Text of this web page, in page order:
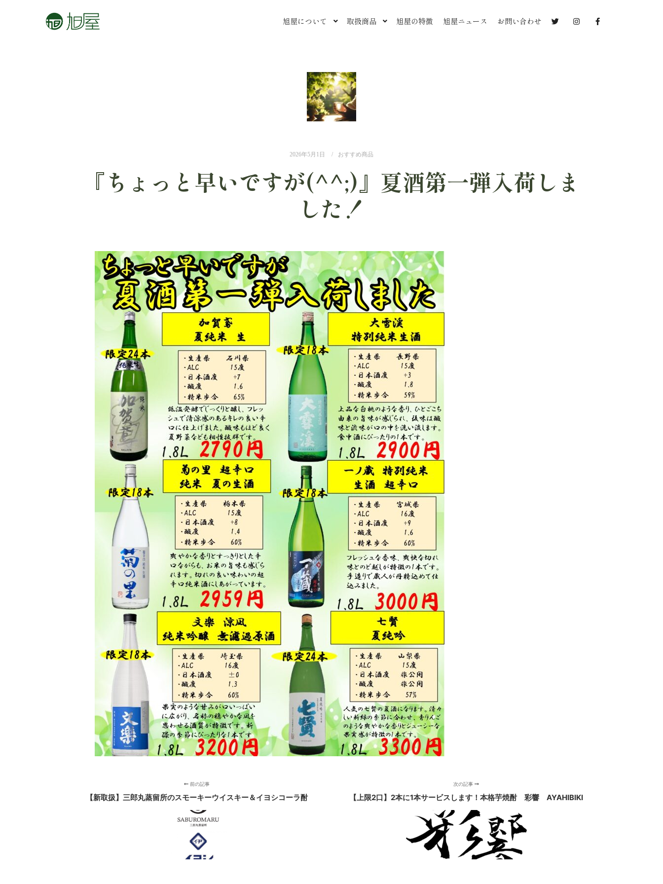
旭屋について 取扱商品 旭屋の特徴 旭屋ニュース お問い合わせ
2026年5月1日 おすすめ商品
『ちょっと早いですが(^^;)』夏酒第一弾入荷しま
した！
前の記事
【新取扱】三郎丸蒸留所のスモーキーウイスキー＆イヨシコーラ酎
次の記事
【上限2口】2本に1本サービスします！本格芋焼酎 彩響 AYAHIBIKI